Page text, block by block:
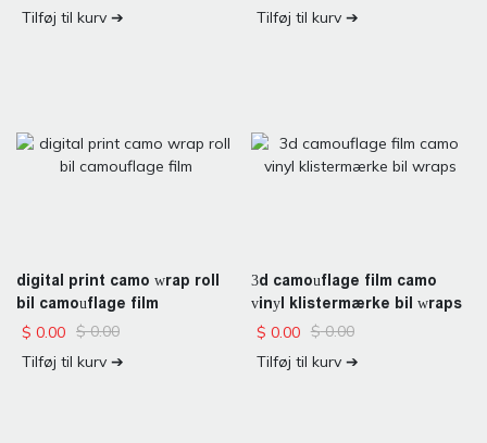
Tilføj til kurv ➔
Tilføj til kurv ➔
digital print camo wrap roll
bil camouflage film
$ 0.00 $0.00
Tilføj til kurv ➔
3d camouflage film camo
vinyl klistermærke bil wraps
$ 0.00 $0.00
Tilføj til kurv ➔